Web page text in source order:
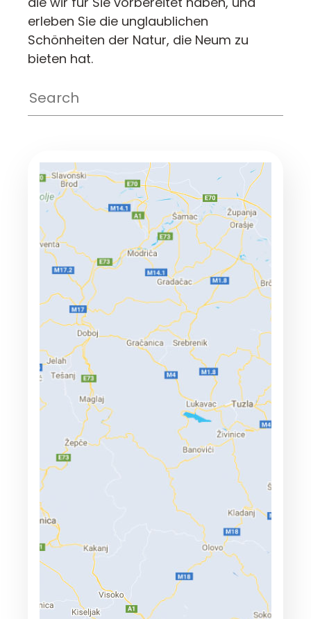
erleben Sie die unglaublichen
Schönheiten der Natur, die Neum zu
bieten hat.